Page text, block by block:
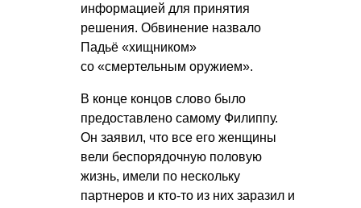
информацией для принятия
решения. Обвинение назвало
Падьё «хищником»
со «смертельным оружием».
В конце концов слово было
предоставлено самому Филиппу.
Он заявил, что все его женщины
вели беспорядочную половую
жизнь, имели по нескольку
партнеров и кто-то из них заразил и